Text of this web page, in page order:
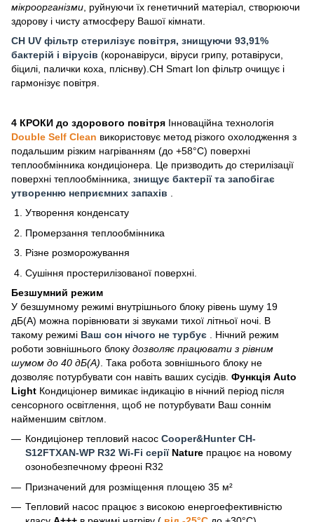
мікроорганізми , руйнуючи їх генетичний матеріал, створюючи
здорову і чисту атмосферу Вашої кімнати.
CH UV фільтр стерилізує повітря, знищуючи 93,91%
бактерій і вірусів (коронавіруси, віруси грипу, ротавіруси,
біцилі, палички коха, пліснву).CH Smart Ion фільтр очищує і
гармонізує повітря.
4 КРОКИ до здорового повітря Інноваційна технологія
Double Self Clean використовує метод різкого охолодження з
подальшим різким нагріванням (до +58°С) поверхні
теплообмінника кондиціонера. Це призводить до стерилізації
поверхні теплообмінника, знищує бактерії та запобігає
утворенню неприємних запахів
Утворення конденсату
Промерзання теплообмінника
Різне розморожування
Сушіння простерилізованої поверхні.
Безшумний режим
У безшумному режимі внутрішнього блоку рівень шуму 19
дБ(А) можна порівнювати зі звуками тихої літньої ночі. В
такому режимі Ваш сон нічого не турбує . Нічний режим
роботи зовнішнього блоку дозволяє працювати з рівним
шумом до 40 дБ(А) . Така робота зовнішнього блоку не
дозволяє потурбувати сон навіть ваших сусідів. Функція Auto
Light Кондиціонер вимикає індикацію в нічний період після
сенсорного освітлення, щоб не потурбувати Ваш соннім
найменшим світлом.
Кондиціонер тепловий насос Cooper&Hunter CH-
S12FTXAN-WP R32 Wi-Fi серії Nature працює на новому
озонобезпечному фреоні R32
Призначений для розміщення площею 35 м²
Тепловий насос працює з високою енергоефективністю